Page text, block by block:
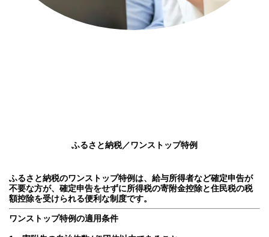
ふるさと納税／ワンストップ特例
ふるさと納税のワンストップ特例は、給与所得者など確定申告が
不要な方が、確定申告をせずに所得税の寄附金控除と住民税の税
額控除を受けられる便利な制度です。
ワンストップ特例の適用条件